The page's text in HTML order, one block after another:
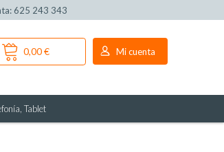
625 243 343
0,00 € Mi cuenta
Tablet